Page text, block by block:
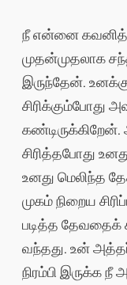
நீ என்னை
முதன்முதலாக
இருந்தேன்.
சிரிக்கும்போது
சிரித்தபோது
உனது மெலிந்த
முகம் நிறைய
படித்த
வந்தது. உன்
நிரம்பி இருக்க நீ